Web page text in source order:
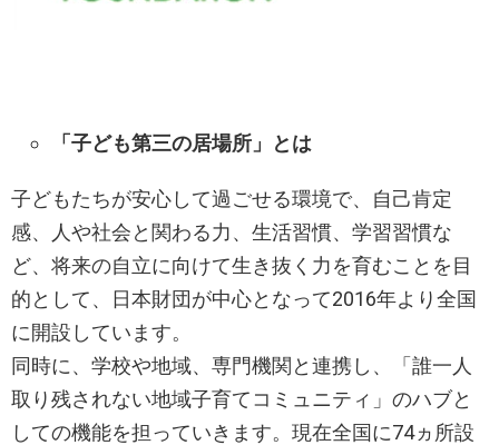
「子ども第三の居場所」とは
子どもたちが安心して過ごせる環境で、自己肯定
感、人や社会と関わる力、生活習慣、学習習慣な
ど、将来の自立に向けて生き抜く力を育むことを目
的として、日本財団が中心となって2016年より全国
に開設しています。
同時に、学校や地域、専門機関と連携し、「誰一人
取り残されない地域子育てコミュニティ」のハブと
しての機能を担っていきます。現在全国に74ヵ所設